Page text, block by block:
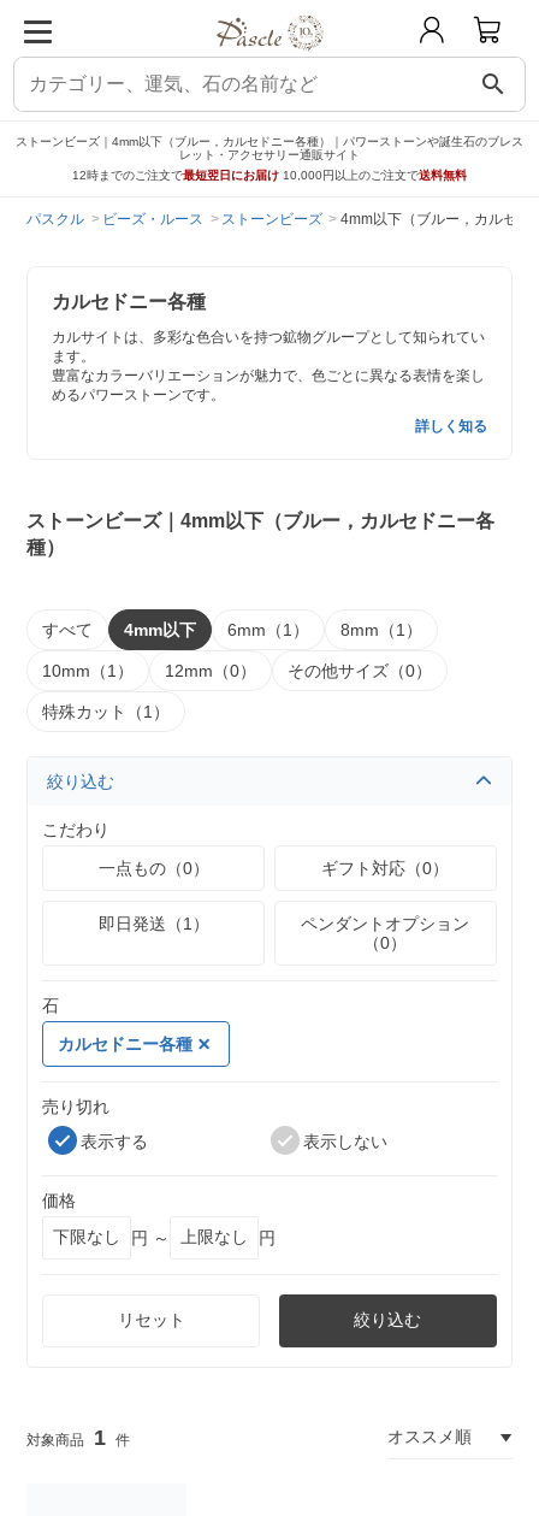
search
ストーンビーズ｜4mm以下（ブルー，カルセドニー各種）｜パワーストーンや誕生石のブレス
レット・アクセサリー通販サイト
12時までのご注文で最短翌日にお届け 10,000円以上のご注文で送料無料
パスクル ビーズ・ルース ストーンビーズ 4mm以下（ブルー，カルセド
カルセドニー各種
カルサイトは、多彩な色合いを持つ鉱物グループとして知られてい
ます。
豊富なカラーバリエーションが魅力で、色ごとに異なる表情を楽し
めるパワーストーンです。
詳しく知る
ストーンビーズ｜4mm以下（ブルー，カルセドニー各
種）
すべて 4mm以下 6mm（1） 8mm（1）
10mm（1） 12mm（0） その他サイズ（0）
特殊カット（1）
絞り込む
こだわり
一点もの（0）
ギフト対応（0）
即日発送（1）
ペンダントオプション
（0）
石
カルセドニー各種
売り切れ
表示する
表示しない
価格
円 ～
円
リセット 絞り込む
1